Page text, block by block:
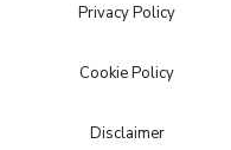
Privacy Policy
Cookie Policy
Disclaimer